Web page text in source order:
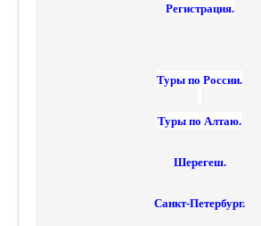
Регистрация.
Туры по России.
Туры по Алтаю.
Шерегеш.
Санкт-Петербург.